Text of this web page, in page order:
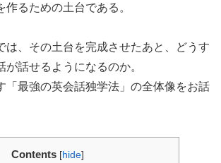
るための土台である。
は、その土台を完成させたあと、どうす
が話せるようになるのか。
「最強の英会話独学法」の全体像をお話
Contents [hide]